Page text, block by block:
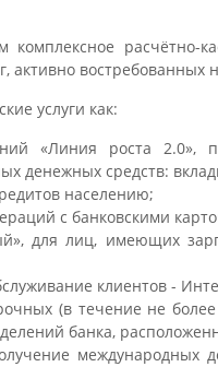
комплексное расчётно-
активно востребованных
услуги как:
«Линия роста 2.0»,
денежных средств:
населению;
с банковскими
для лиц, имеющих
клиентов -
(в течение не
банка,
международных